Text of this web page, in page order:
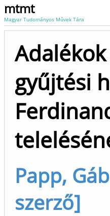
mtmt
Magyar Tudományos Művek Tára
gyűjtési
Papp,
szerző]